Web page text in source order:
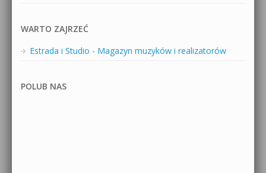
WARTO ZAJRZEĆ
Estrada i Studio - Magazyn muzyków i realizatorów
POLUB NAS